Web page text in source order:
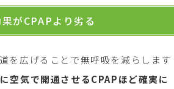
がCPAPより劣る
を広げることで無呼吸を減らします
空気で開通させるCPAPほど確実に